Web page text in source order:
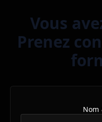
Vous
Prenez
Nom